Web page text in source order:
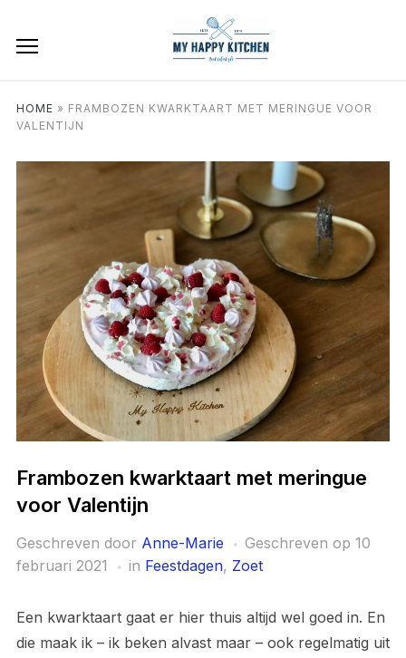
HOME » FRAMBOZEN KWARKTAART MET MERINGUE VOOR
VALENTIJN
Frambozen kwarktaart met meringue
voor Valentijn
Geschreven door Anne-Marie Geschreven op 10
februari 2021
in Feestdagen, Zoet
Een kwarktaart gaat er hier thuis altijd wel goed in. En
die maak ik – ik beken alvast maar – ook regelmatig uit